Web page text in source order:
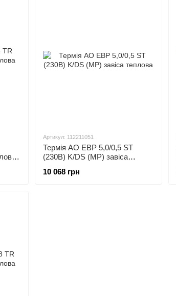
Артикул: 112211051
Термія АО ЕВР 5,0/0,5 ST
(230В) K/DS (MP) завіса
10 068 грн